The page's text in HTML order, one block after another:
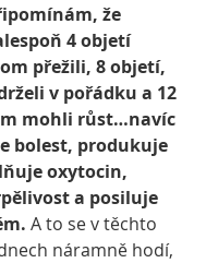
že
4 objetí
přežili, 8 objetí,
v pořádku a 12
mohli růst…navíc
bolest, produkuje
oxytocin,
a posiluje
A to se v těchto
náramně hodí,